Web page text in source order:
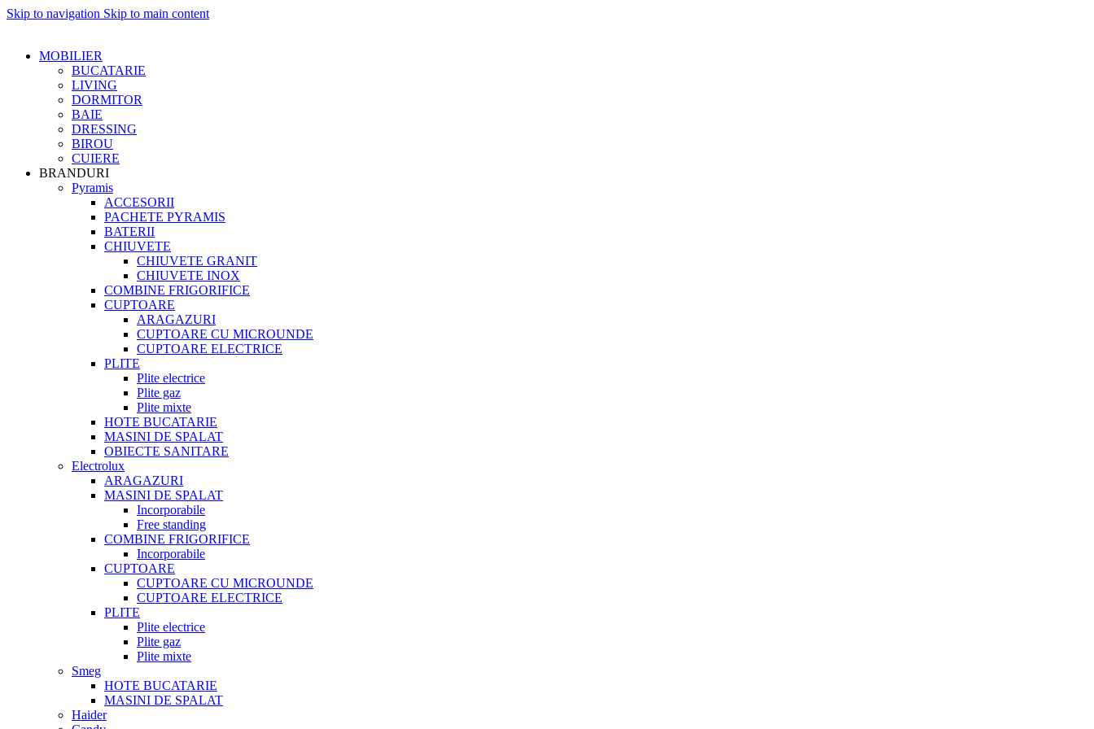
Skip to navigation Skip to main content
MOBILIER
BUCATARIE
LIVING
DORMITOR
BAIE
DRESSING
BIROU
CUIERE
BRANDURI
Pyramis
ACCESORII
PACHETE PYRAMIS
BATERII
CHIUVETE
CHIUVETE GRANIT
CHIUVETE INOX
COMBINE FRIGORIFICE
CUPTOARE
ARAGAZURI
CUPTOARE CU MICROUNDE
CUPTOARE ELECTRICE
PLITE
Plite electrice
Plite gaz
Plite mixte
HOTE BUCATARIE
MASINI DE SPALAT
OBIECTE SANITARE
Electrolux
ARAGAZURI
MASINI DE SPALAT
Incorporabile
Free standing
COMBINE FRIGORIFICE
Incorporabile
CUPTOARE
CUPTOARE CU MICROUNDE
CUPTOARE ELECTRICE
PLITE
Plite electrice
Plite gaz
Plite mixte
Smeg
HOTE BUCATARIE
MASINI DE SPALAT
Haider